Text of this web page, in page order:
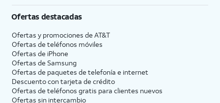
Ofertas destacadas
Ofertas y promociones de AT&T
Ofertas de teléfonos móviles
Ofertas de iPhone
Ofertas de Samsung
Ofertas de paquetes de telefonía e internet
Descuento con tarjeta de crédito
Ofertas de teléfonos gratis para clientes nuevos
Ofertas sin intercambio